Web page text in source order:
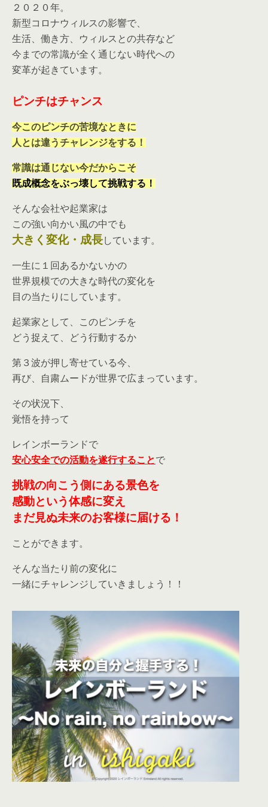
２０２０年。
新型コロナウィルスの影響で、
生活、働き方、ウィルスとの共存など
今までの常識が全く通じない時代への
変革が起きています。
ピンチはチャンス
今このピンチの苦境なときに
人とは違うチャレンジをする！
常識は通じない今だからこそ
既成概念をぶっ壊して挑戦する！
そんな会社や起業家は
この強い向かい風の中でも
大きく変化・成長しています。
一生に１回あるかないかの
世界規模での大きな時代の変化を
目の当たりにしています。
起業家として、このピンチを
どう捉えて、どう行動するか
第３波が押し寄せている今、
再び、自粛ムードが世界で広まっています。
その状況下、
覚悟を持って
レインボーランドで
安心安全での活動を遂行することで
挑戦の向こう側にある景色を
感動という体感に変え
まだ見ぬ未来のお客様に届ける！
ことができます。
そんな当たり前の変化に
一緒にチャレンジしていきましょう！！